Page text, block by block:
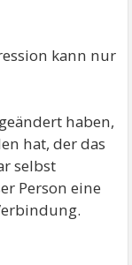
kann nur
haben,
hat, der das
selbst
Person eine